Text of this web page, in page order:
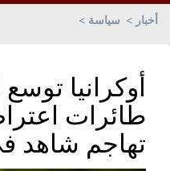
أخبار سياسة
أوكرانيا
طائرات
تهاجم شاهد